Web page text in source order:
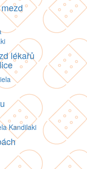
lékařů
Kandilaki